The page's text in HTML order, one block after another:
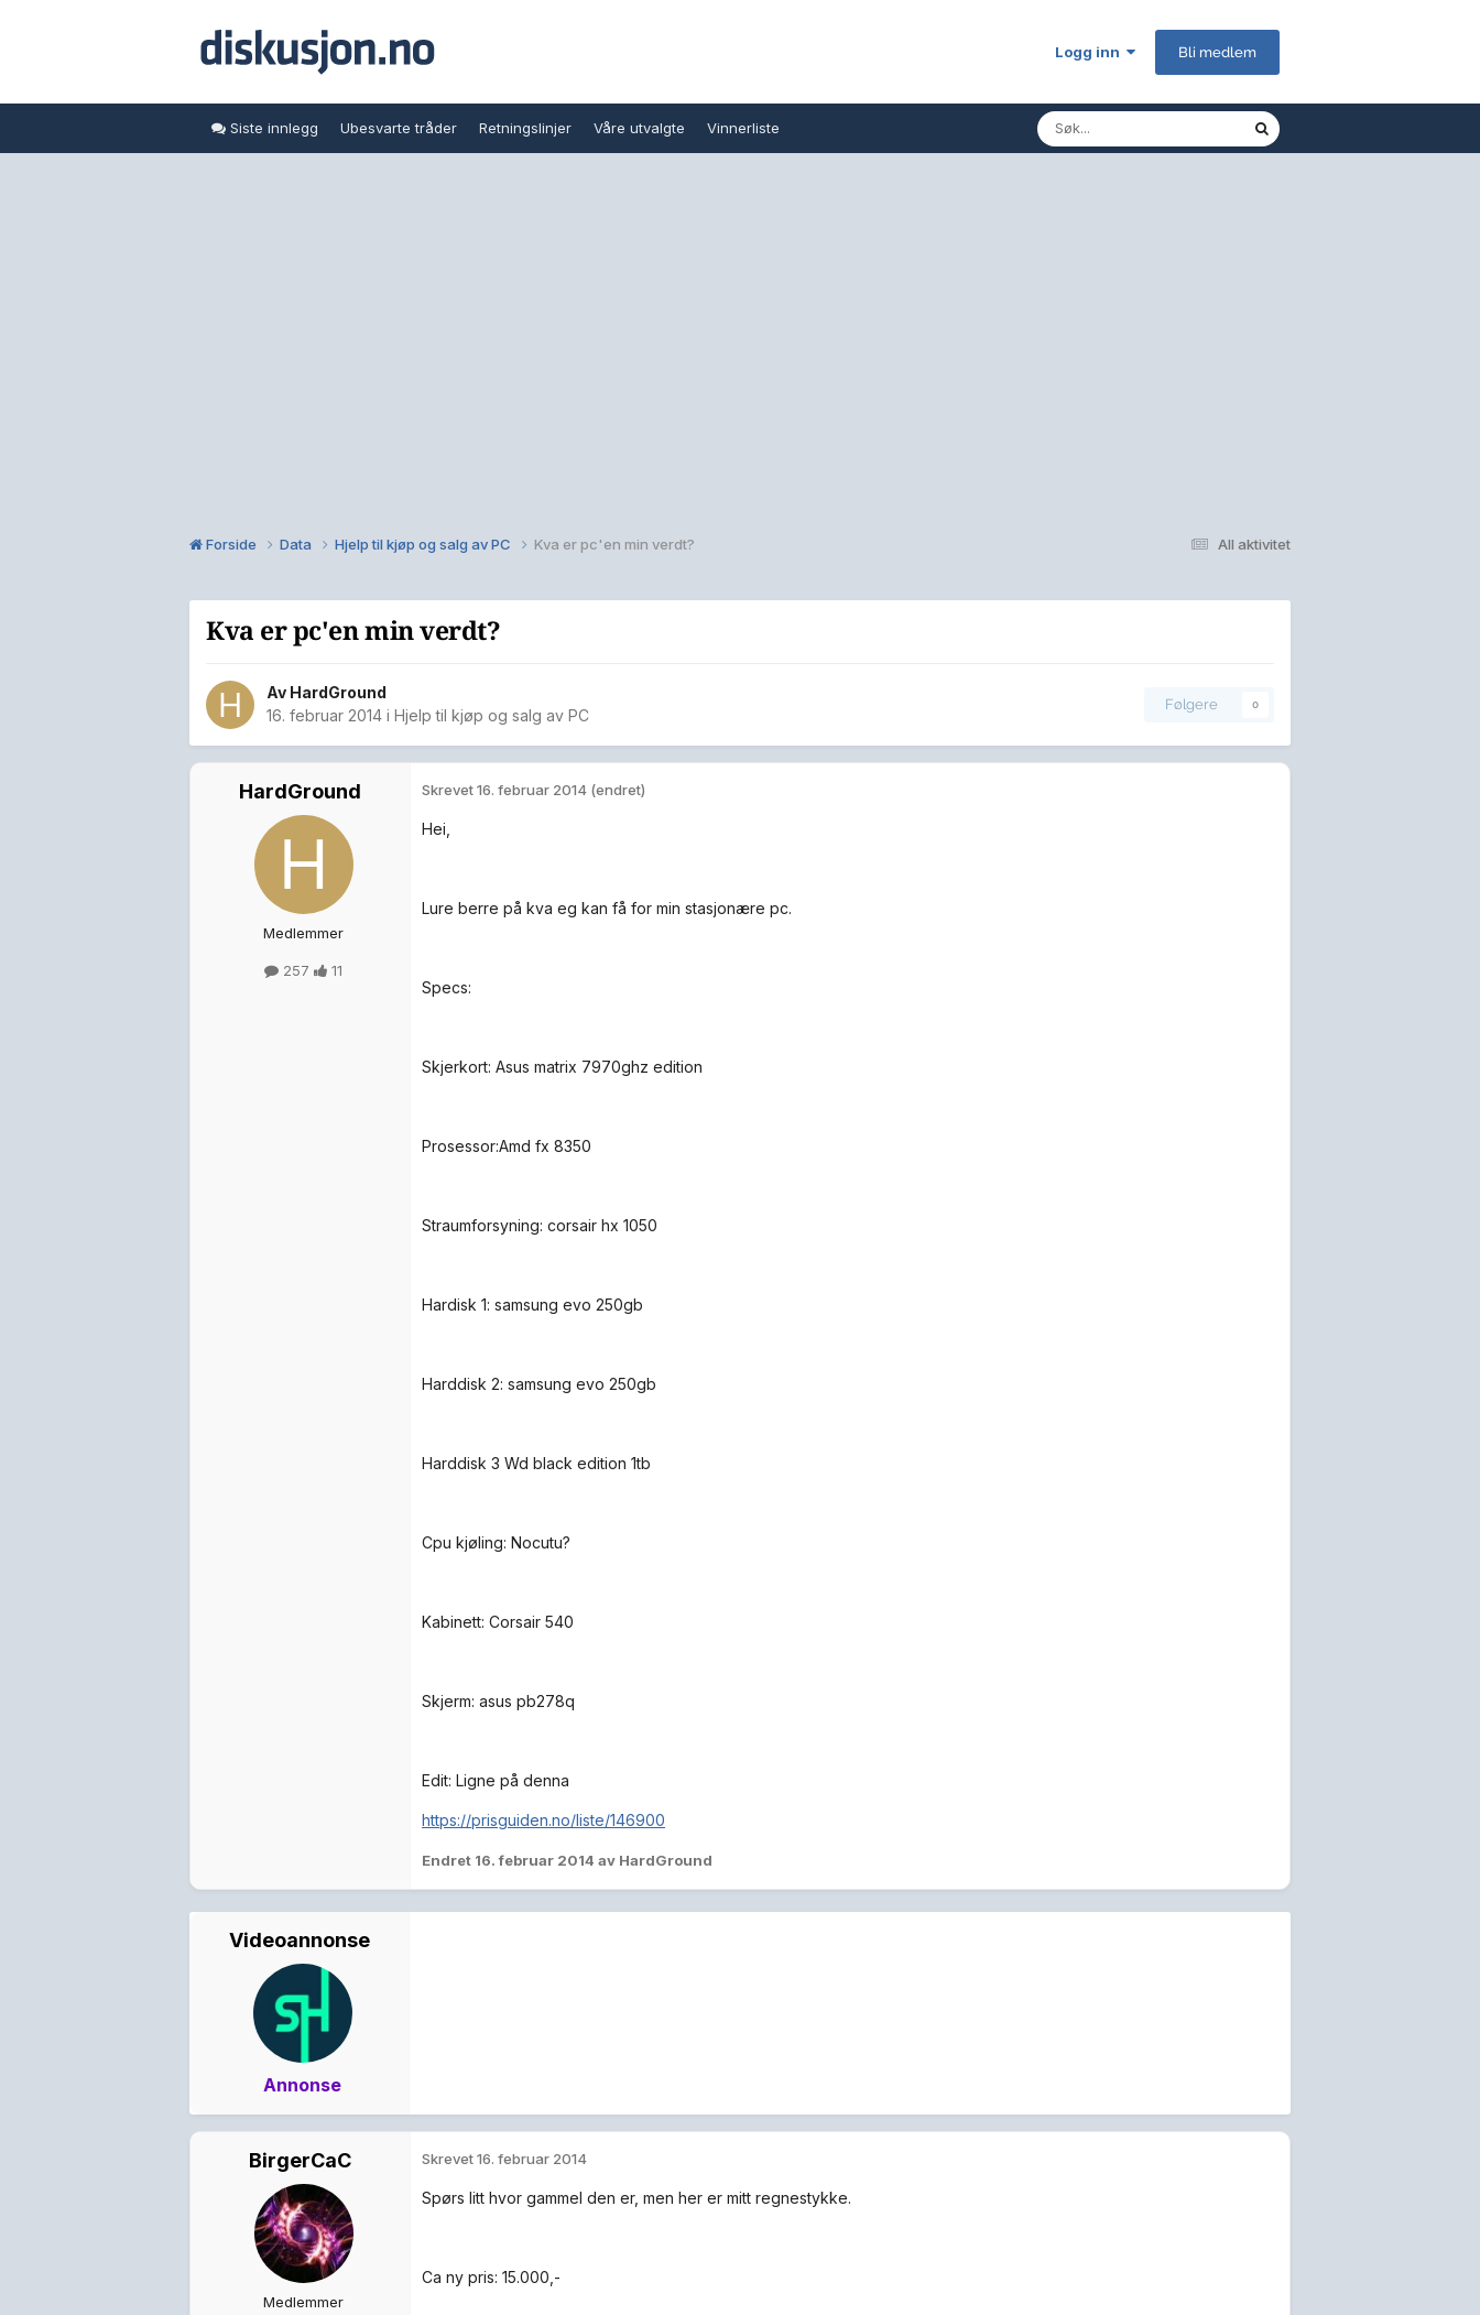
Logg inn Bli medlem
Siste innlegg Ubesvarte tråder Retningslinjer Våre utvalgte Vinnerliste
All aktivitet
Forside Data Hjelp til kjøp og salg av PC Kva er pc'en min verdt?
Kva er pc'en min verdt?
Av HardGround
16. februar 2014 i Hjelp til kjøp og salg av PC
Følgere 0
HardGround
Medlemmer
257 11
Skrevet16. februar 2014 (endret)
Hei,
Lure berre på kva eg kan få for min stasjonære pc.
Specs:
Skjerkort: Asus matrix 7970ghz edition
Prosessor:Amd fx 8350
Straumforsyning: corsair hx 1050
Hardisk 1: samsung evo 250gb
Harddisk 2: samsung evo 250gb
Harddisk 3 Wd black edition 1tb
Cpu kjøling: Nocutu?
Kabinett: Corsair 540
Skjerm: asus pb278q
Edit: Ligne på denna
https://prisguiden.no/liste/146900
Endret 16. februar 2014 av HardGround
Videoannonse
Annonse
BirgerCaC
Medlemmer
Skrevet16. februar 2014
Spørs litt hvor gammel den er, men her er mitt regnestykke.
Ca ny pris: 15.000,-